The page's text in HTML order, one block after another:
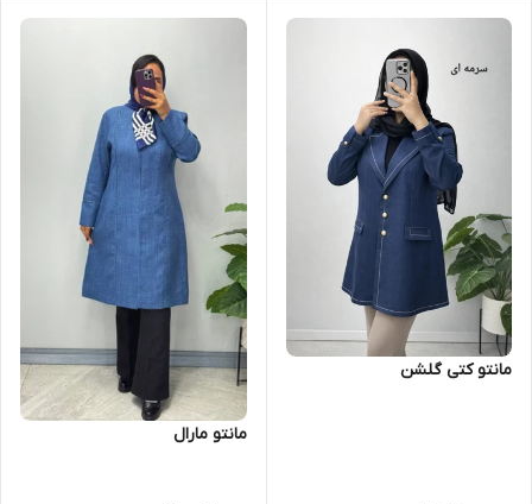
مانتو کتی گلشن
مانتو مارال